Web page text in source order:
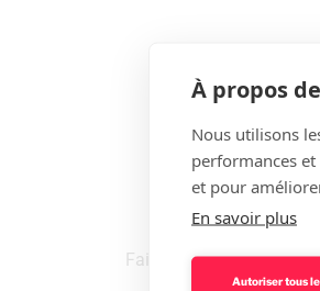
Faire macérer les raisins
À propos
Nous utilisons
performances
et pour
En savoir plus
Autoriser tous